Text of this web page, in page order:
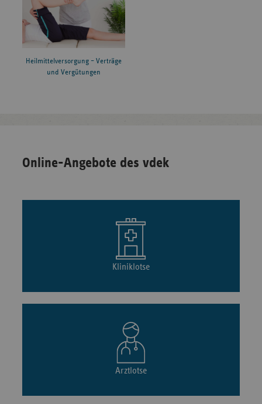
Heilmittelversorgung – Verträge
und Vergütungen
Online-Angebote des vdek
Kliniklotse
Arztlotse